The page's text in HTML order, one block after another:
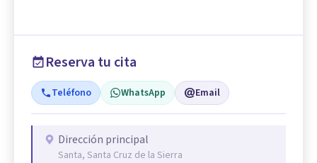
Reserva tu cita
Teléfono WhatsApp Email
Dirección principal
Santa, Santa Cruz de la Sierra